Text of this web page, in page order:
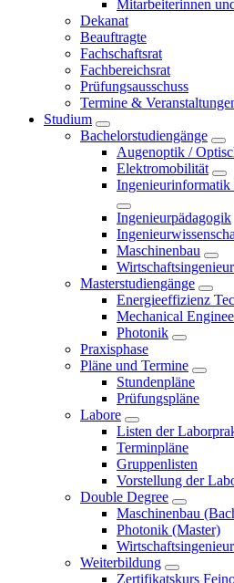
Mitarbeiterinnen
Dekanat
Beauftragte
Fachschaftsrat
Fachbereichsrat
Prüfungsausschuss
Termine &
Studium
Bachelorstudiengänge
Augenoptik /
Elektromobilität
Ingenieurpädagogik
Maschinenbau
Masterstudiengänge
Energieeffizienz
Mechanical
Photonik
Praxisphase
Pläne und Termine
Stundenpläne
Prüfungspläne
Labore
Listen der
Terminpläne
Gruppenlisten
Vorstellung der
Double Degree
Maschinenbau
Photonik (Master)
Weiterbildung
Zertifikatskurs